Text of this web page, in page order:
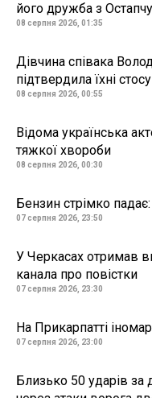
його дружба з
08 серпня 2026, 01:35
Дівчина співака
підтвердила їхні
08 серпня 2026, 00:55
Відома українська
тяжкої хвороби
08 серпня 2026, 00:30
Бензин стрімко
07 серпня 2026, 23:50
У Черкасах отримав
канала про повістки
07 серпня 2026, 23:30
На Прикарпатті
07 серпня 2026, 23:00
Близько 50 ударів